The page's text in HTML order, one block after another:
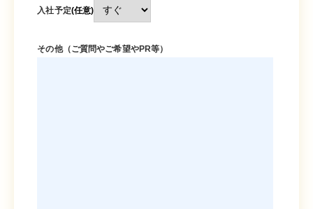
入社予定(任意)
その他（ご質問やご希望やPR等）